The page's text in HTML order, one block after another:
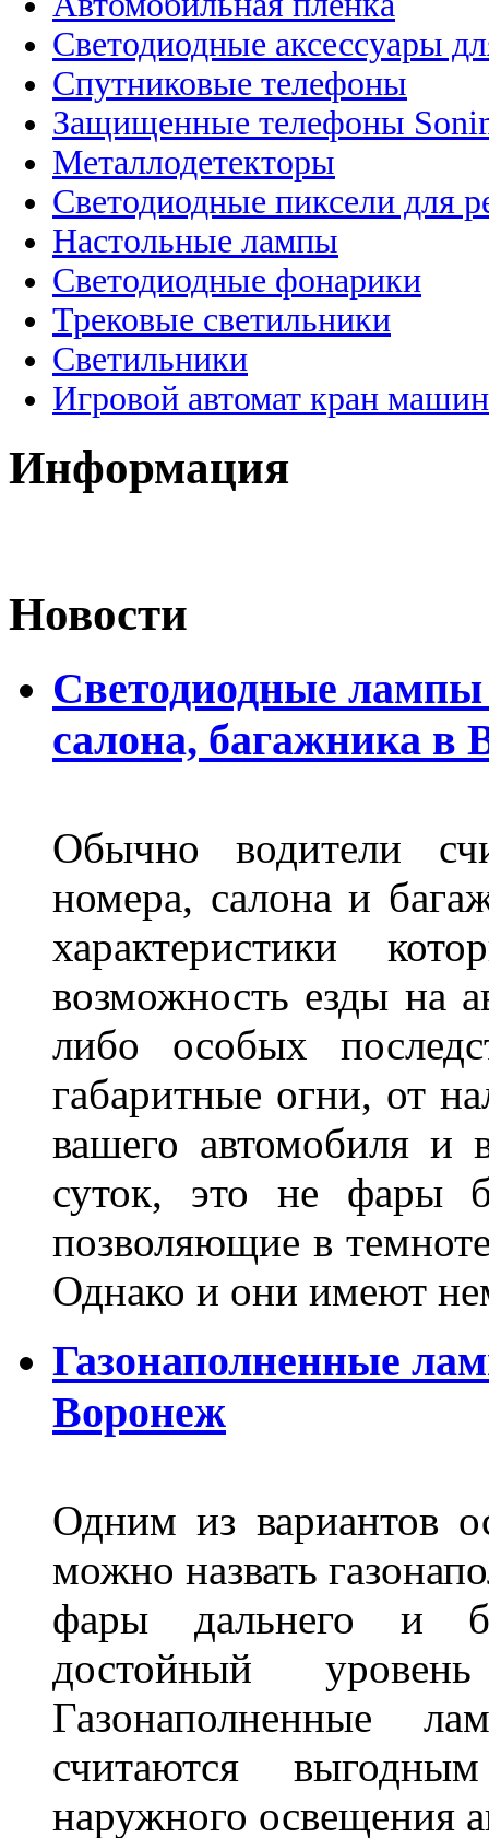
Светодиодные аксессуары
Спутниковые телефоны
Защищенные телефоны
Металлодетекторы
Светодиодные пиксели для
Настольные лампы
Светодиодные фонарики
Трековые светильники
Светильники
Игровой автомат кран
Информация
Новости
Светодиодные лампы
салона, багажника в
Обычно водители
номера, салона и
характеристики
возможность езды на
либо особых
габаритные огни, от
вашего автомобиля и
суток, это не фары
позволяющие в
Однако и они имеют
Газонаполненные
Воронеж
Одним из вариантов
можно назвать
фары дальнего и
достойный
Газонаполненные
считаются
наружного освещения